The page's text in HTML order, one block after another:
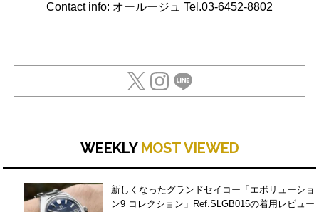
Contact info: オールージュ Tel.03-6452-8802
WEEKLY MOST VIEWED
新しくなったグランドセイコー「エボリューショ
ン9 コレクション」Ref.SLGB015の着用レビュー